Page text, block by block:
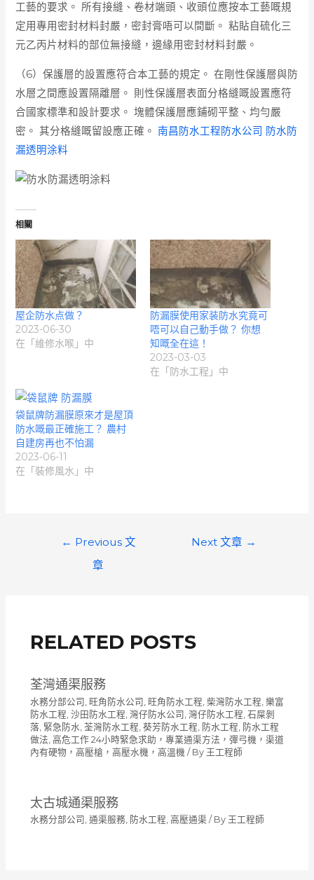
工藝的要求。 所有接縫、卷材端頭、收頭位應按本工藝嘅規
定用專用密封材料封嚴，密封膏唔可以間斷。 粘貼自硫化三
元乙丙片材料的部位無接縫，邊緣用密封材料封嚴。
（6）保護層的設置應符合本工藝的規定。 在剛性保護層與防
水層之間應設置隔離層。 則性保護層表面分格縫嘅設置應符
合國家標準和設計要求。 塊體保護層應鋪砌平整、均勻嚴
密。 其分格縫嘅留設應正確。南昌防水工程防水公司 防水防
漏透明涂料
相關
屋企防水点做？
2023-06-30
在「維修水喉」中
防漏膜使用家装防水究竟可
唔可以自己動手做？ 你想
知嘅全在這！
2023-03-03
在「防水工程」中
袋鼠牌防漏膜原來才是屋頂
防水嘅最正確施工？ 農村
自建房再也不怕漏
2023-06-11
在「裝修風水」中
← Previous 文
章
Next 文章 →
RELATED POSTS
荃灣通渠服務
水務分部公司 旺角防水公司 旺角防水工程 柴灣防水工程 樂富
防水工程 沙田防水工程 灣仔防水公司 灣仔防水工程 石屎剝
落, 緊急防水 荃灣防水工程 葵芳防水工程 防水工程 防水工程
做法 高危工作 24小時緊急求助，專業通渠方法，彈弓機，渠道
內有硬物，高壓槍，高壓水機，高溫機 / By 王工程師
太古城通渠服務
水務分部公司 , 通渠服務, 防水工程, 高壓通渠 / By 王工程師